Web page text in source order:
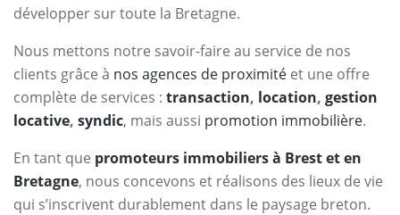
développer sur toute la Bretagne.
Nous mettons notre savoir-faire au service de nos
clients grâce à nos agences de proximité et une offre
complète de services : transaction, location, gestion
locative, syndic, mais aussi promotion immobilière.
En tant que promoteurs immobiliers à Brest et en
Bretagne, nous concevons et réalisons des lieux de vie
qui s’inscrivent durablement dans le paysage breton.